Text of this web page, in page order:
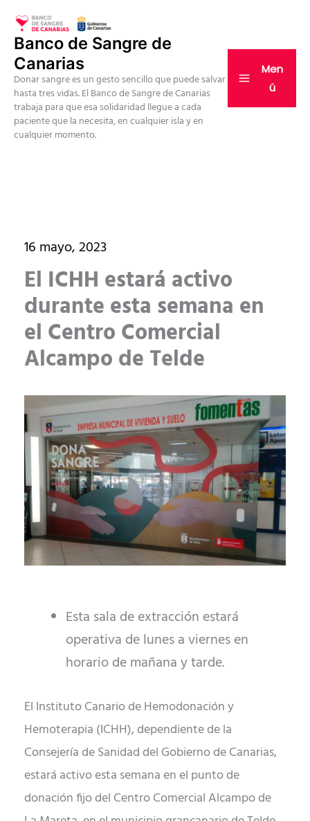
contenido
Banco de Sangre de
Canarias
Donar sangre es un gesto sencillo que puede salvar
hasta tres vidas. El Banco de Sangre de Canarias
trabaja para que esa solidaridad llegue a cada
paciente que la necesita, en cualquier isla y en
cualquier momento.
Men
ú
16 mayo, 2023
El ICHH estará activo
durante esta semana en
el Centro Comercial
Alcampo de Telde
Esta sala de extracción estará
operativa de lunes a viernes en
horario de mañana y tarde.
El Instituto Canario de Hemodonación y
Hemoterapia (ICHH), dependiente de la
Consejería de Sanidad del Gobierno de Canarias,
estará activo esta semana en el punto de
donación fijo del Centro Comercial Alcampo de